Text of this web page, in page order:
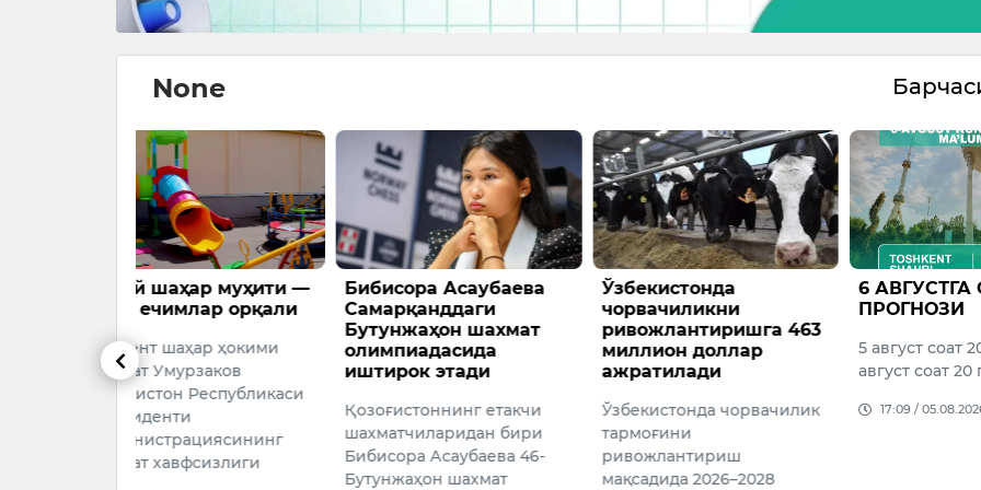
None
Бибисора Асаубаева
Самарқанддаги
олимпиадасида
иштирок этади
Қозоғистоннинг етакчи
шахматчиларидан бири
Бибисора Асаубаева 46-
Ўзбекистонда
чорвачиликни
ривожлантиришга 463
миллион доллар
ажратилади
Ўзбекистонда чорвачилик
тармоғини
ривожлантириш
мақсадида 2026–2028
6 АВГУСТГА ОБ-ҲАВО
ПРОГНОЗИ
5 август соат 20 дан 6
август соат 20 гача
17:09 / 05.08.2026